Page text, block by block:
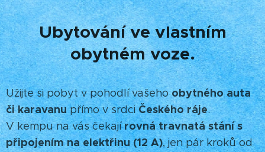
Ubytování ve vlastním
obytném voze.
Užijte si pobyt v pohodlí vašehoobytného auta
či karavanupřímo v srdciČeského ráje.
V kempu na vás čekajírovná travnatá stání s
připojením na elektřinu (12 A), jen pár kroků od